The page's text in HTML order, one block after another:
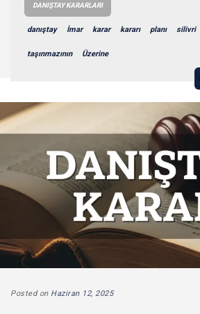
DANIŞTAY KARARLARI
danıştay İmar karar kararı planı silivri
taşınmazının Üzerine
Posted on Haziran 12, 2025